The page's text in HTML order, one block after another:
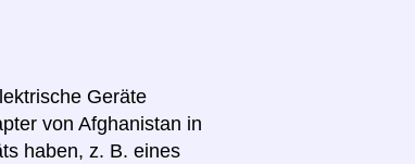
Geräte
von Afghanistan in
haben, z. B. eines